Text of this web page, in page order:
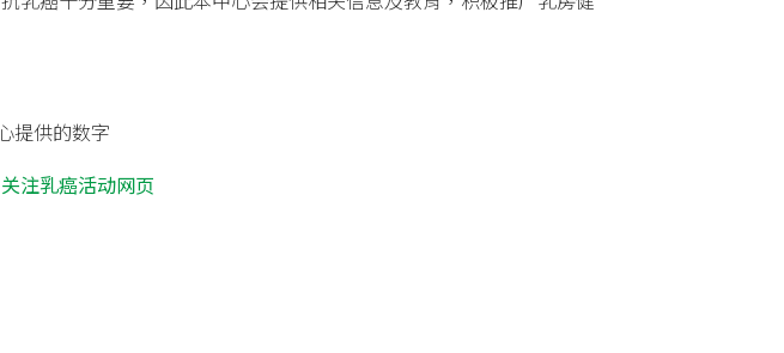
提供的数字
关注乳癌活动网页